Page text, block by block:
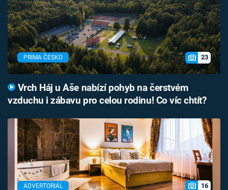
PRIMA ČESKO 23
Vrch Háj u Aše nabízí pohyb na čerstvém
vzduchu i zábavu pro celou rodinu! Co víc chtít?
ADVERTORIÁL 16